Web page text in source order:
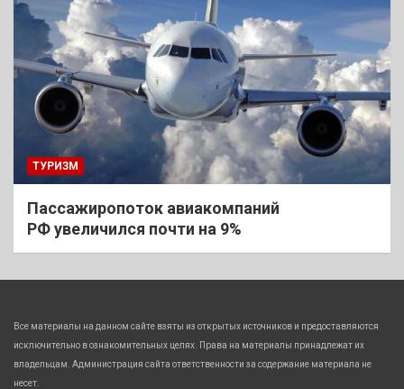
ТУРИЗМ
Пассажиропоток авиакомпаний
РФ увеличился почти на 9%
Все материалы на данном сайте взяты из открытых источников и предоставляются
исключительно в ознакомительных целях. Права на материалы принадлежат их
владельцам. Администрация сайта ответственности за содержание материала не
несет.